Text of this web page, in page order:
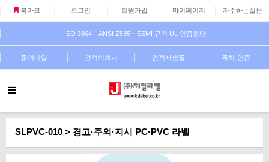
북마크 로그인 회원가입 마이페이지 자주하는질문
ISO 3864ㆍANSI Z535ㆍSEMI 규격 UL 인증원단
문의메일 견적의뢰서 견적서샘플 특허·인증
SLPVC-010 > 경고·주의·지시 PC·PVC 라벨